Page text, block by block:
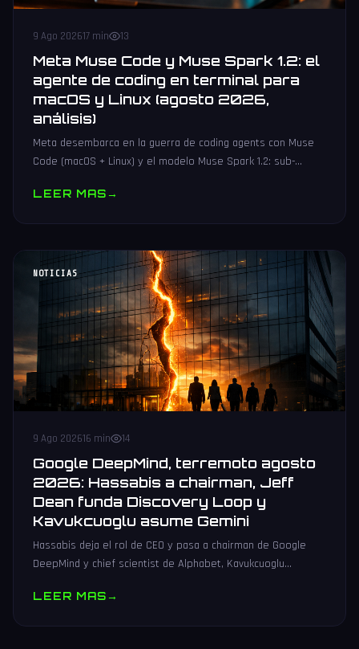
9 Ago 202617 min 13
Meta Muse Code y Muse Spark 1.2: el
agente de coding en terminal para
macOS y Linux (agosto 2026,
análisis)
Meta desembarca en la guerra de coding agents con Muse
Code (macOS + Linux) y el modelo Muse Spark 1.2: sub-
barato.
LEER MAS→
NOTICIAS
9 Ago 202616 min 14
Google DeepMind, terremoto agosto
2026: Hassabis a chairman, Jeff
Dean funda Discovery Loop y
Kavukcuoglu asume Gemini
Hassabis deja el rol de CEO y pasa a chairman de Google
DeepMind y chief scientist de Alphabet, Kavukcuoglu
Ghemawat, Vinyals y Le.
LEER MAS→